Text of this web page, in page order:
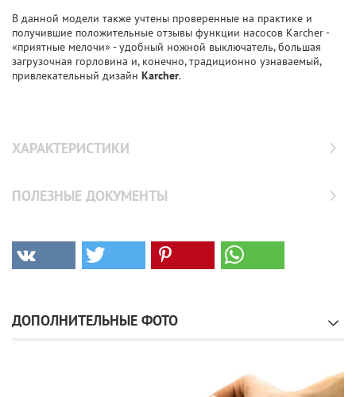
В данной модели также учтены проверенные на практике и
получившие положительные отзывы функции насосов Karcher -
«приятные мелочи» - удобный ножной выключатель, большая
загрузочная горловина и, конечно, традиционно узнаваемый,
привлекательный дизайн Karcher.
ХАРАКТЕРИСТИКИ
ПОЛЕЗНЫЕ ДОКУМЕНТЫ
ДОПОЛНИТЕЛЬНЫЕ ФОТО